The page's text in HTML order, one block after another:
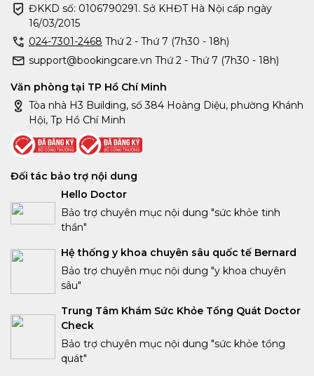
ĐKKD số: 0106790291. Sở KHĐT Hà Nội cấp ngày
16/03/2015
024-7301-2468 Thứ 2 - Thứ 7 (7h30 - 18h)
support@bookingcare.vn Thứ 2 - Thứ 7 (7h30 - 18h)
Văn phòng tại TP Hồ Chí Minh
Tòa nhà H3 Building, số 384 Hoàng Diệu, phường Khánh
Hội, Tp Hồ Chí Minh
Đối tác bảo trợ nội dung
Hello Doctor
Bảo trợ chuyên mục nội dung "sức khỏe tinh
thần"
Hệ thống y khoa chuyên sâu quốc tế Bernard
Bảo trợ chuyên mục nội dung "y khoa chuyên
sâu"
Trung Tâm Khám Sức Khỏe Tổng Quát Doctor
Check
Bảo trợ chuyên mục nội dung "sức khỏe tổng
quát"